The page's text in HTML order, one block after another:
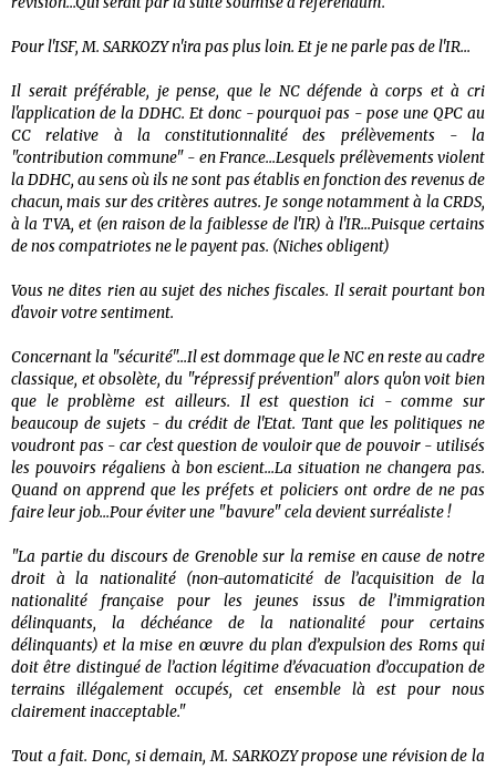
Pour l'ISF, M. SARKOZY n'ira pas plus loin. Et je ne parle pas de l'IR...
Il serait préférable, je pense, que le NC défende à corps et à cri
l'application de la DDHC. Et donc - pourquoi pas - pose une QPC au
CC relative à la constitutionnalité des prélèvements - la
"contribution commune" - en France...Lesquels prélèvements violent
la DDHC, au sens où ils ne sont pas établis en fonction des revenus de
chacun, mais sur des critères autres. Je songe notamment à la CRDS,
à la TVA, et (en raison de la faiblesse de l'IR) à l'IR...Puisque certains
de nos compatriotes ne le payent pas. (Niches obligent)
Vous ne dites rien au sujet des niches fiscales. Il serait pourtant bon
d'avoir votre sentiment.
Concernant la "sécurité"...Il est dommage que le NC en reste au cadre
classique, et obsolète, du "répressif prévention" alors qu'on voit bien
que le problème est ailleurs. Il est question ici - comme sur
beaucoup de sujets - du crédit de l'Etat. Tant que les politiques ne
voudront pas - car c'est question de vouloir que de pouvoir - utilisés
les pouvoirs régaliens à bon escient...La situation ne changera pas.
Quand on apprend que les préfets et policiers ont ordre de ne pas
faire leur job...Pour éviter une "bavure" cela devient surréaliste !
"La partie du discours de Grenoble sur la remise en cause de notre
droit à la nationalité (non-automaticité de l’acquisition de la
nationalité française pour les jeunes issus de l’immigration
délinquants, la déchéance de la nationalité pour certains
délinquants) et la mise en œuvre du plan d’expulsion des Roms qui
doit être distingué de l’action légitime d’évacuation d’occupation de
terrains illégalement occupés, cet ensemble là est pour nous
clairement inacceptable."
Tout a fait. Donc, si demain, M. SARKOZY propose une révision de la